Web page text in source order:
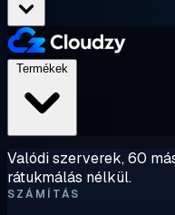
Valódi szerverek, 60
rátukmálás nélkül.
SZÁMÍTÁS